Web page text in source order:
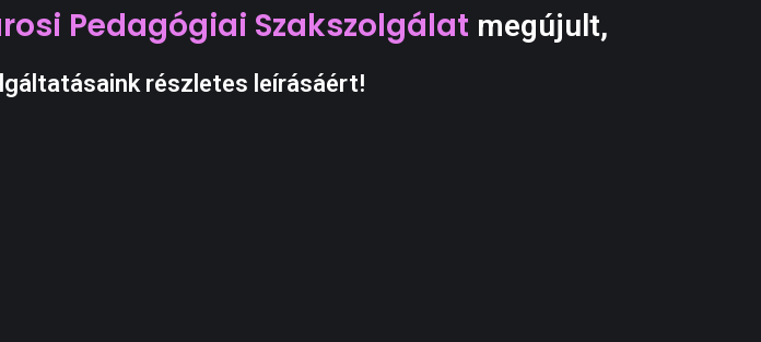
Pedagógiai Szakszolgálat megújult,
részletes leírásáért!